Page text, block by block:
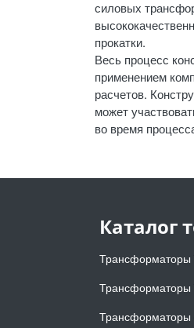
силовых
прокатки.
Весь процесс
применением
расчетов.
может
во время
Каталог